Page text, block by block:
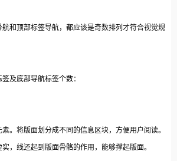
和顶部标签导航，都应该是奇数排列才符合视觉规
及底部导航标签个数：
。将版面划分成不同的信息区块，方便用户阅读。
，线还起到版面骨骼的作用，能够撑起版面。